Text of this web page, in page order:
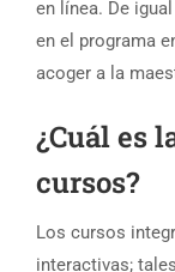
en línea. De
en el programa
acoger a la
¿Cuál es
cursos?
Los cursos
interactivas;